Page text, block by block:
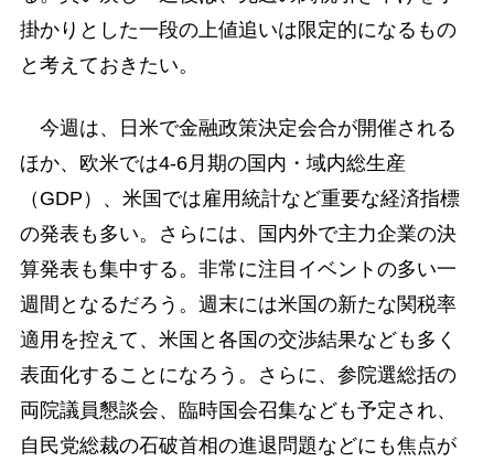
掛かりとした一段の上値追いは限定的になるもの
と考えておきたい。
今週は、日米で金融政策決定会合が開催される
ほか、欧米では4-6月期の国内・域内総生産
（GDP）、米国では雇用統計など重要な経済指標
の発表も多い。さらには、国内外で主力企業の決
算発表も集中する。非常に注目イベントの多い一
週間となるだろう。週末には米国の新たな関税率
適用を控えて、米国と各国の交渉結果なども多く
表面化することになろう。さらに、参院選総括の
両院議員懇談会、臨時国会召集なども予定され、
自民党総裁の石破首相の進退問題などにも焦点が